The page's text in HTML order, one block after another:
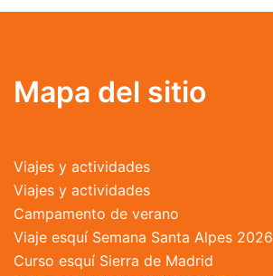
variantes.
se
pueden
la
página
de
producto
Mapa del sitio
Viajes y actividades
Viajes y actividades
Campamento de verano
Viaje esquí Semana Santa Alpes 2026
Curso esquí Sierra de Madrid